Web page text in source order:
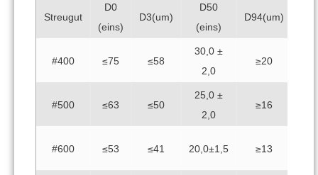
Streugut
D0
(eins)
D3(um)
D50
(eins)
D94(um)
#400 ≤75 ≤58
30,0 ±
2,0
≥20
#500 ≤63 ≤50
25,0 ±
2,0
≥16
#600 ≤53 ≤41 20,0±1,5 ≥13